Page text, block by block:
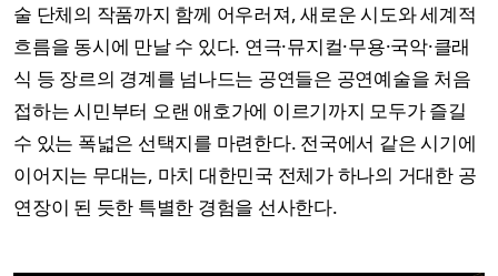
술 단체의 작품까지 함께 어우러져, 새로운 시도와 세계적
흐름을 동시에 만날 수 있다. 연극·뮤지컬·무용·국악·클래
식 등 장르의 경계를 넘나드는 공연들은 공연예술을 처음
접하는 시민부터 오랜 애호가에 이르기까지 모두가 즐길
수 있는 폭넓은 선택지를 마련한다. 전국에서 같은 시기에
이어지는 무대는, 마치 대한민국 전체가 하나의 거대한 공
연장이 된 듯한 특별한 경험을 선사한다.